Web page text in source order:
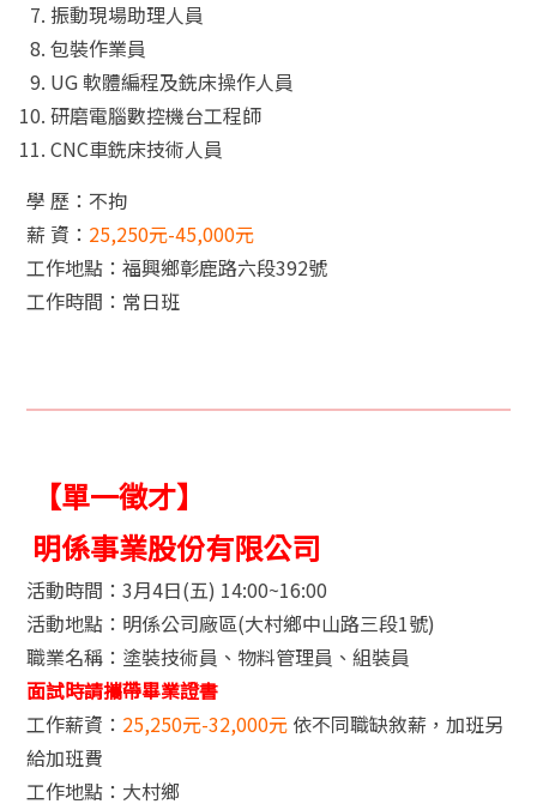
振動現場助理人員
包裝作業員
UG 軟體編程及銑床操作人員
研磨電腦數控機台工程師
CNC車銑床技術人員
學 歷：不拘
薪 資： 25,250元-45,000元
工作地點：福興鄉彰鹿路六段392號
工作時間：常日班
【單一徵才】
明係事業股份有限公司
活動時間：3月4日(五) 14:00~16:00
活動地點：明係公司廠區(大村鄉中山路三段1號)
職業名稱：塗裝技術員、物料管理員、組裝員
面試時請攜帶畢業證書
工作薪資： 25,250元-32,000元 依不同職缺敘薪，加班另
給加班費
工作地點：大村鄉